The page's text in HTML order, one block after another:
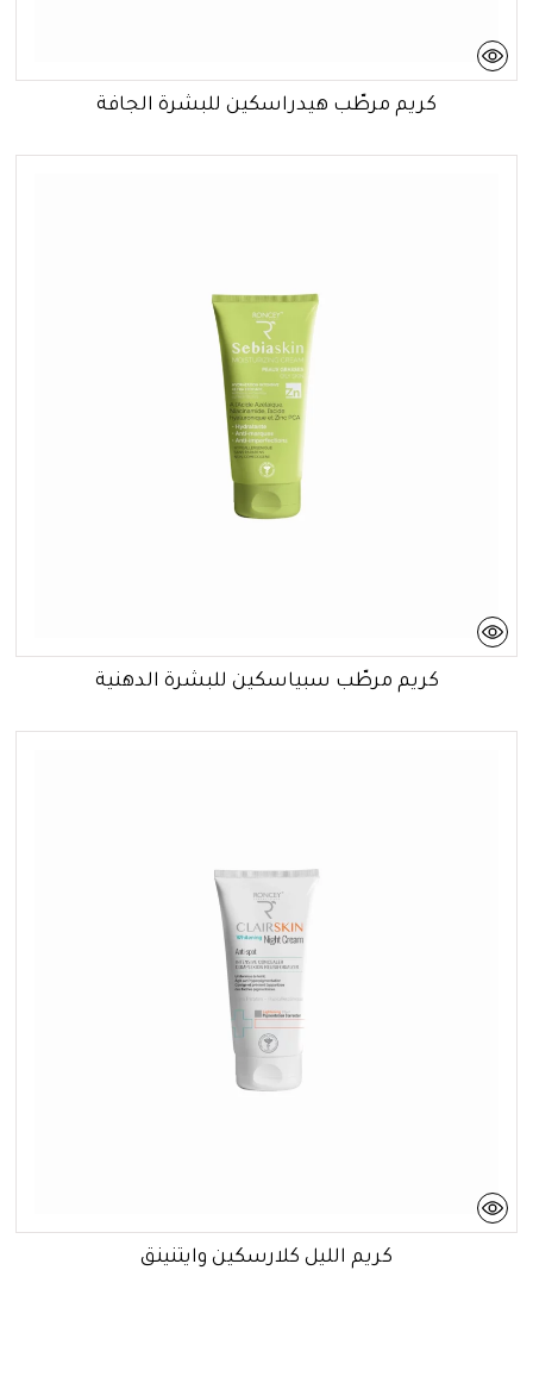
كريم مرطّب هيدراسكين للبشرة الجافة
كريم مرطّب سبياسكين للبشرة الدهنية
كريم الليل كلارسكين وايتنينق